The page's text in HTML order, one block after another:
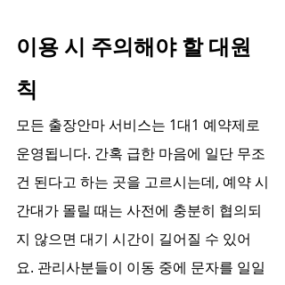
이용 시 주의해야 할 대원
칙
모든 출장안마 서비스는 1대1 예약제로
운영됩니다. 간혹 급한 마음에 일단 무조
건 된다고 하는 곳을 고르시는데, 예약 시
간대가 몰릴 때는 사전에 충분히 협의되
지 않으면 대기 시간이 길어질 수 있어
요. 관리사분들이 이동 중에 문자를 일일